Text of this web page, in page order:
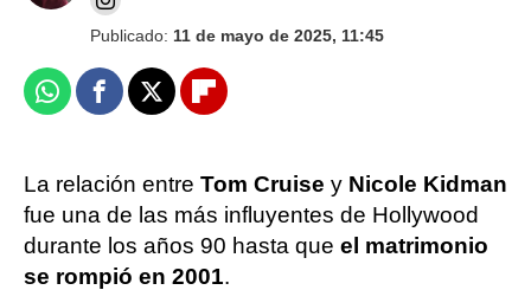
Publicado: 11 de mayo de 2025, 11:45
WhatsappFacebook
X Flipboard
La relación entre Tom Cruise y Nicole Kidman
fue una de las más influyentes de Hollywood
durante los años 90 hasta que el matrimonio
se rompió en 2001.